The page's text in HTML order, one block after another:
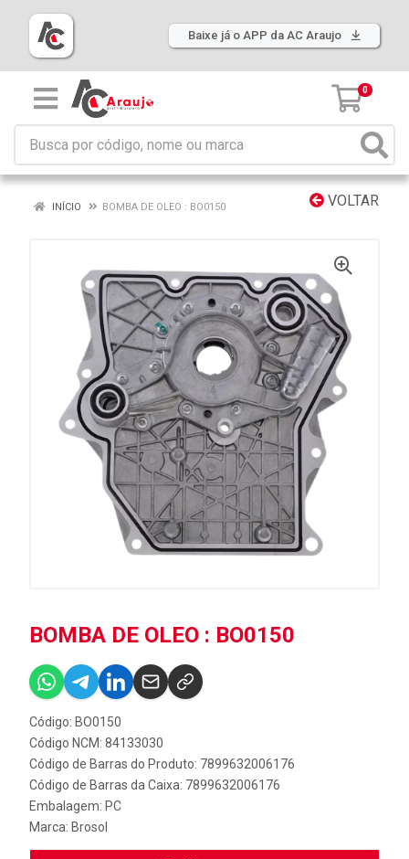
Baixe já o APP da AC Araujo
0
VOLTAR
INÍCIO BOMBA DE OLEO : BO0150
BOMBA DE OLEO : BO0150
Código: BO0150
Código NCM: 84133030
Código de Barras do Produto: 7899632006176
Código de Barras da Caixa: 7899632006176
Embalagem: PC
Marca: Brosol